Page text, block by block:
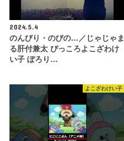
2024.5.4
のんびり・のびの…／じゃじゃま
る肝付兼太 ぴっころよこざわけ
い子 ぽろり…
よこざわけい子